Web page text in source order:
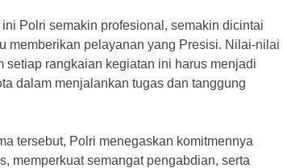
Polri semakin profesional, semakin dicintai
memberikan pelayanan yang Presisi. Nilai-nilai
setiap rangkaian kegiatan ini harus menjadi
dalam menjalankan tugas dan tanggung
tersebut, Polri menegaskan komitmennya
memperkuat semangat pengabdian, serta